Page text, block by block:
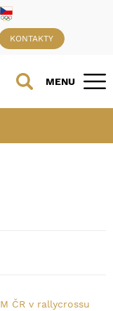
KONTAKTY
MENU
M ČR v rallycrossu